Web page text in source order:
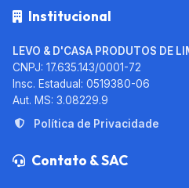
Institucional
LEVO & D'CASA PRODUTOS DE
CNPJ: 17.635.143/0001-72
Insc. Estadual: 0519380-06
Aut. MS: 3.08229.9
Política de Privacidade
Contato & SAC